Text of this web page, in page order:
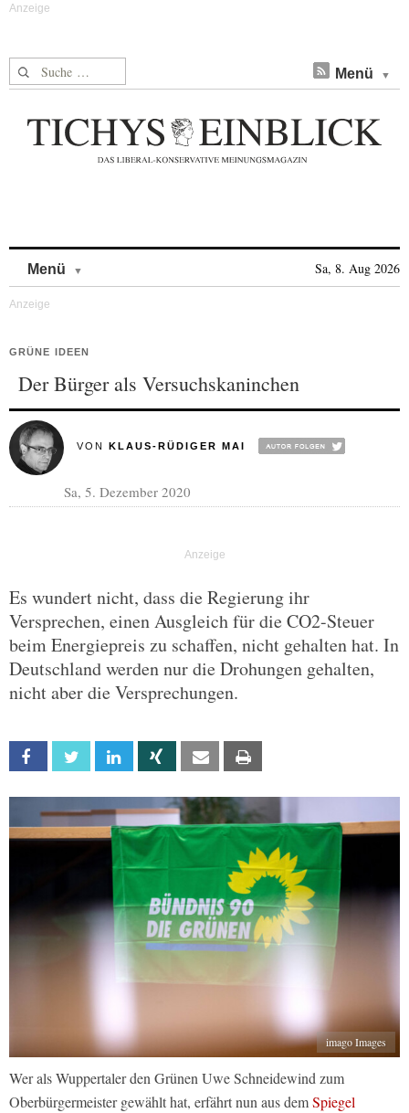
Suche nach: Menü
Menü Sa, 8. Aug 2026
GRÜNE IDEEN
Der Bürger als Versuchskaninchen
VON KLAUS-RÜDIGER MAI
Sa, 5. Dezember 2020
Es wundert nicht, dass die Regierung ihr
Versprechen, einen Ausgleich für die CO2-Steuer
beim Energiepreis zu schaffen, nicht gehalten hat. In
Deutschland werden nur die Drohungen gehalten,
nicht aber die Versprechungen.
Facebook Twitter Linkedin Xing Email
imago Images
Wer als Wuppertaler den Grünen Uwe Schneidewind zum
Oberbürgermeister gewählt hat, erfährt nun aus demSpiegel